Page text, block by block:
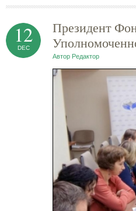
Президент
Автор Редактор
12
DEC